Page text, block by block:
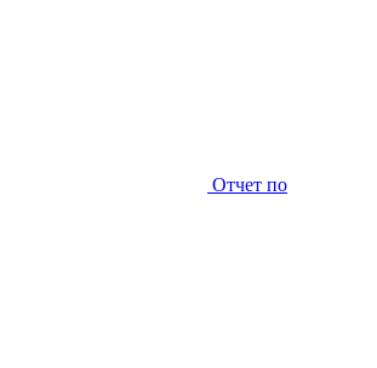
Отчет по